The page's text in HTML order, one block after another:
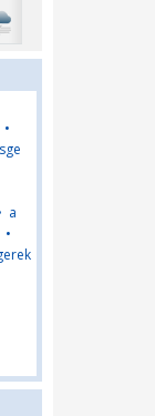
•
a
•